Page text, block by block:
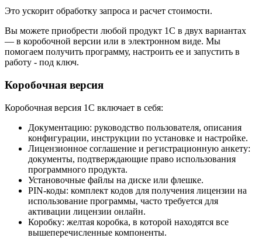
Это ускорит обработку запроса и расчет стоимости.
Вы можете приобрести любой продукт 1С в двух вариантах
— в коробочной версии или в электронном виде. Мы
помогаем получить программу, настроить ее и запустить в
работу - под ключ.
Коробочная версия
Коробочная версия 1С включает в себя:
Документацию: руководство пользователя, описания
конфигурации, инструкции по установке и настройке.
Лицензионное соглашение и регистрационную анкету:
документы, подтверждающие право использования
программного продукта.
Установочные файлы на диске или флешке.
PIN-коды: комплект кодов для получения лицензии на
использование программы, часто требуется для
активации лицензии онлайн.
Коробку: желтая коробка, в которой находятся все
вышеперечисленные компоненты.